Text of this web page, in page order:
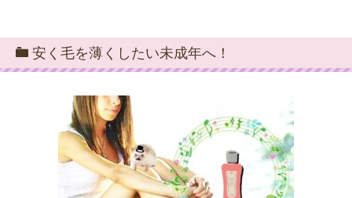
安く毛を薄くしたい未成年へ！